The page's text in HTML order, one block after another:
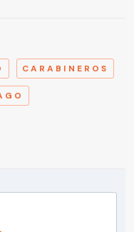
CARABINEROS